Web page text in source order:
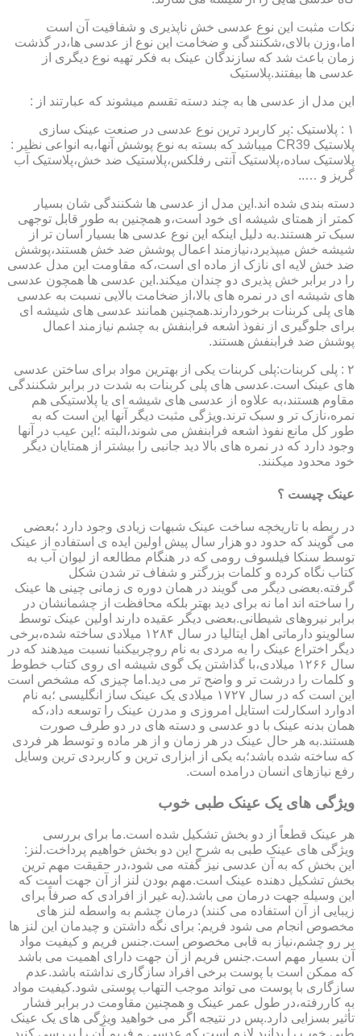
نکات مثبت این نوع عدسی خش ناپذیری و شفافیت آن است
اما،وزن بالای،شکنندگی و ضخامت این نوع از عدسی ها،در گذشت
زمان باعث شد که سازندگان عینک به فکر تهیه نوع دیگری از
عدسی ها بیفتند.پلاستیک
این مدل از عدسی ها به چند دسته تقسم میشوند که عبارتند از :
۱ : پلاستیک :پر کاربرد ترین نوع عدسی در صنعت عینک سازی
پلاستیک CR39 میباشد که بسته به نوع پوشش آنها،به انواعی نظیر :
پلاستیک ساده،پلاستیک آنتی رفلکس،پلاستیک ضد خش،پلاستیک آب
گریز و …..
دسته بندی شده اند.این مدل از عدسی ها شکنندگی شان بسیار
کمتر از همتای شیشه ای خود است،و همچنین به طور قابل توجهی
سبک تر هستند.به دلیل اینکه این نوع عدسی ها بسیار آسان تر از
شیشه خش میپذیرد،نیازمند اعمال پوشش ضد خش هستند،پوشش
ضد خش لایه ای نازک از ماده ای است،که مقاومت این مدل عدسی
را در برابر خش پذیری دو چندان میکند.این عدسی ها همچون عدسی
های شیشه ای در نمره های بالا،از ضخامت بالایی نسبت به عدسی
های پلی کربنات برخوردارند.همچنین همانند عدسی های شیشه ای
برای جلوگیری از نفوذ اشعه فرابنفش به چشم نیازمند اعمال
پوشش ضد فرابنفش هستند.
۲ : پلی کربنات:پلی کربنات یکی از بهترین مواد برای ساختن عدسی
های عینک است.عدسی های پلی کربنات به شدت در برابر شکنندگی
مقاوم هستند،به علاوه از عدسی های شیشه ای یا پلاستیکی هم
نمره،نازک تر و سبک ترند.ویژگی مثبت دیگر آنها این است که به
طور کل مانع نفوذ اشعه فرابنفش می شوند،البته ؛این عیب در آنها
وجود دارد که در نمره های بالا دید جانبی را بیشتر از همتایان دیگر
خود محدود میکنند.
عینک چیست ؟
در ربطه با تاریخچه ساخت عینک شبهات زیادی وجود دارد ؛بعضی
می گویند که حدود دو هزار سال پیش اولین ایده ی استفاده از عینک
توسط سنکا فیلسوف رومی که در هنگام مطالعه از لیوان آب به
کتاب نگاه کرده و کلمات بزرگتر و شفاف تر شدن شکل
گرفته.بعضی دیگر می گویند در همان دوره ی زمانی چینی ها عینک
را ساخته اند اما نه برای دید بهتر بلکه محافظت از چشمانشان در
برابر نیروهای شیطانی.بعضی دیگر عقیده دارند اولین عینک توسط
سالوینو دارماتی اهل ایتالیا در سال ۱۲۸۴ میلادی ساخته شده،برخی
دیگر اختراع عینک را به مردی به نام روچربیکنبا نسبت میدهند که در
سال ۱۲۶۶ میلادی،با گذاشتن یک گوی شیشه ای روی کتاب خطوط
و کلمات را درشت تر و واضح تر می دید.اما چیزی که مشخص است
این است که در سال ۱۷۲۷ میلادی یک عینک ساز انگلیسی ؛به نام
ادوارد اسکارلت استایل امروزی و مدرن عینک را توسعه داد،که
همان بدنه عینک با دو عدسی و دسته های در دو طرف صورت
هستند.به هر حال عینک در هر زمان و از هر ماده و توسط هر فردی
که ساخته شده باشد؛به یکی از ابزاری ترین و کاربردی ترین وسایل
رفع نیازهای انسان درامده است.
ویژگی های یک عینک طبی خوب
هر عینک قطعاً از دو بخش تشکیل شده است.ما برای بررسی
ویژگی های عینک طبی به شرح این دو بخش خواهیم پرداخت.لنز:
این بخش که به آن عدسی نیز گفته می شود،در حقیقت مهم ترین
بخش تشکیل دهنده عینک است.مهم بودن لنز از آن جهت است که
این وسیله جهت درمان می باشد.(به غیر از افرادی که صرفاً برای
زیبایی از آن استفاده می کنند) درمان چشم به واسطه لنز های
مخصوص انجام می شود فریم: برای نگه داشتن و چیدمان این لنز ها
بر رو چشم،نیاز به قابی مخصوص است.جنس فریم و کیفیت مواد
آن بسیار مهم است.جنس فریم از آن جهت دارای اهمیت می باشد
که ممکن است با پوست برخی افراد سازگاری نداشته باشد.عدم
سازگاری با پوست می تواند موجب التهاب پوستی شود.کیفیت مواد
به کاررفته،در طول عمر عینک و همچنین مقاومت در برابر فشار
تأثیر بسزایی دارد.پس در نتیجه اگر می خواهید ویژگی های یک عینک